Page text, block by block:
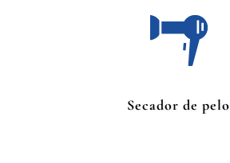
Secador de pelo